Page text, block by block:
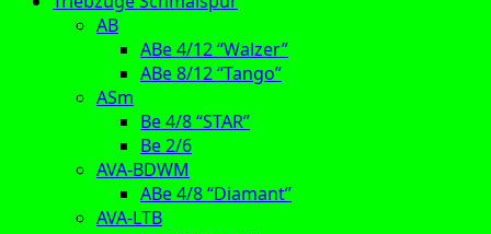
AB
ABe 4/12 “Walzer”
ABe 8/12 “Tango”
ASm
Be 4/8 “STAR”
Be 2/6
AVA-BDWM
ABe 4/8 “Diamant”
AVA-LTB